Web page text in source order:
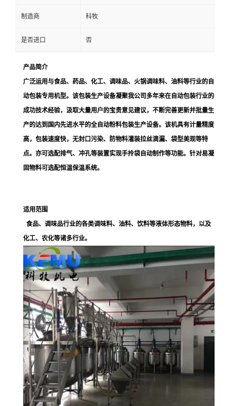
制造商 科牧
是否进口 否
产品简介
广泛运用与食品、药品、化工、调味品、火锅调味料、油料等行业的自
动包装专用机型。该包装生产设备凝聚我公司多年来在自动包装行业的
成功技术经验，汲取大量用户的宝贵意见建议，不断完善更新并批量生
产的达到国内先进水平的全自动粉料包装生产设备。该机具有计量精度
高，包装速度快，无封口污染、防物料灌装拉丝滴漏、袋型美观等特
点。亦可选配排气、冲孔等装置实现手拎袋自动制作等功能。针对易凝
固物料可选配恒温保温系统。
适用范围
食品、调味品行业的各类调味料、油料、饮料等液体形态物料，以及
化工、农化等诸多行业。